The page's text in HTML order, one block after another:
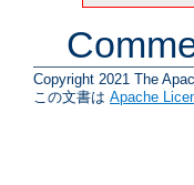
Copyright 2021 The
この文書は Apache